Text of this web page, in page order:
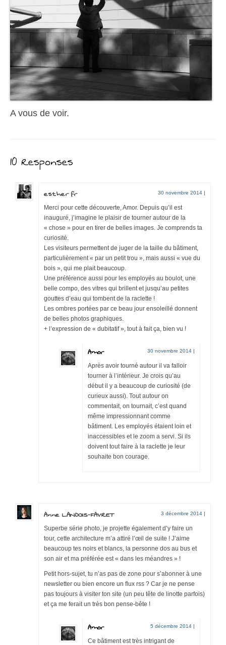
A vous de voir.
10 Responses
esther fr 30 novembre 2014 |
Merci pour cette découverte, Amor. Depuis qu’il est
inauguré, j’imagine le plaisir de tourner autour de la
« chose » pour en tirer de belles images. Je comprends ta
curiosité.
Les visiteurs permettent de juger de la taille du bâtiment,
particulièrement « par un petit trou », mais aussi « vue du
bois », qui me plait beaucoup.
Une préférence aussi pour les employés au boulot, une
belle compo, des vitres qui brillent et jusqu’au petites
gouttes d’eau qui tombent de la raclette !
Les ombres portées par ce beau jour ensoleillé donnent
de belles photos graphiques.
+ l’expression de « dubitatif », tout à fait ça, bien vu !
Amor 30 novembre 2014 |
Après avoir tourné autour il va falloir
tourner à l’intérieur. Je crois qu’au
début il y a beaucoup de curiosité (de
curieux aussi). Tout autour on
commentait, on tournait, c’est quand
même impressionnant comme
bâtiment. Les employés étaient loin et
inaccessibles et le zoom a servi. Si ils
doivent tout faire à la raclette je leur
souhaite bon courage.
Anne LANDOIS-FAVRET 3 décembre 2014 |
Superbe série photo, je projette également d’y faire un
tour, cette architecture m’a attiré l’œil de suite ! J’aime
beaucoup tes noirs et blancs, la personne dos au bus et
son air et ma préférée est « dans les méandres » !
Petit hors-sujet, tu n’as pas de zone pour s’abonner à une
newsletter ou bien encore un flux rss ? Car je ne pense
pas toujours à visiter ton site (un peu tête de linotte parfois)
et ça me ferait un très bon pense-bête !
Amor 5 décembre 2014 |
Ce bâtiment est très intrigant de